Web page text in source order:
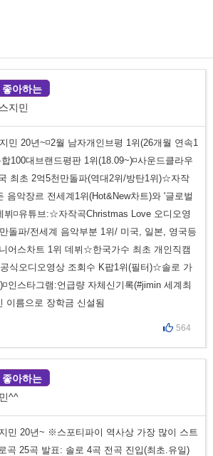
좋아하는
지민
민 20년~◽2월 남자개인브평 1위(26개월 연속1
100대브랜드평판 1위(18.09~)◽사운드클라우
최초 2억5천만돌파(역대2위/방탄1위)☆자작
음악장르 전세계1위(Hot&New차트)와 '글로벌
뷔◽유튜브:☆자작곡Christmas Love 오디오영
돌파/전세계 음악부분 1위/ 미국, 일본, 영국등
어스차트 1위 데뷔☆한국가수 최초 개인직캠
식오디오영상 조회수 K팝1위(필터)☆솔로 가
인스타그램:언급량 자체신기록(#jimin 세계최
이름으로 장학금 신설됨
564
좋아하는
^^
민 20년~ ※스포티파이 역사상 가장 많이 스트
곡 25곡 발표: 솔로 4곡 전곡 진입(최초.유일)